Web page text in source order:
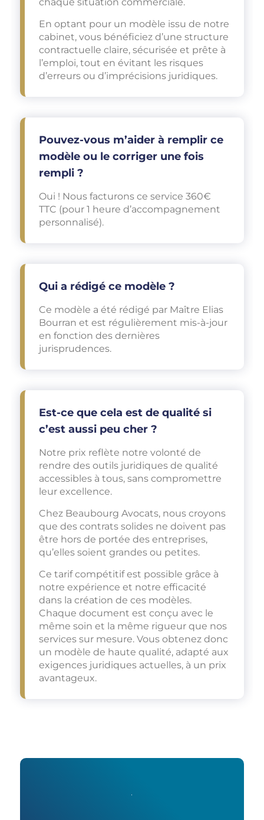
En optant pour un modèle issu de notre
cabinet, vous bénéficiez d’une structure
contractuelle claire, sécurisée et prête à
l’emploi, tout en évitant les risques
d’erreurs ou d’imprécisions juridiques.
Pouvez-vous m’aider à remplir ce
modèle ou le corriger une fois
rempli ?
Oui ! Nous facturons ce service 360€
TTC (pour 1 heure d’accompagnement
personnalisé).
Qui a rédigé ce modèle ?
Ce modèle a été rédigé par Maître Elias
Bourran et est régulièrement mis-à-jour
en fonction des dernières
jurisprudences.
Est-ce que cela est de qualité si
c’est aussi peu cher ?
Notre prix reflète notre volonté de
rendre des outils juridiques de qualité
accessibles à tous, sans compromettre
leur excellence.
Chez Beaubourg Avocats, nous croyons
que des contrats solides ne doivent pas
être hors de portée des entreprises,
qu’elles soient grandes ou petites.
Ce tarif compétitif est possible grâce à
notre expérience et notre efficacité
dans la création de ces modèles.
Chaque document est conçu avec le
même soin et la même rigueur que nos
services sur mesure. Vous obtenez donc
un modèle de haute qualité, adapté aux
exigences juridiques actuelles, à un prix
avantageux.